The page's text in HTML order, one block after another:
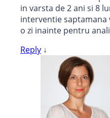
in varsta de 2 ani si 8
interventie
o zi inainte pentru
Reply ↓